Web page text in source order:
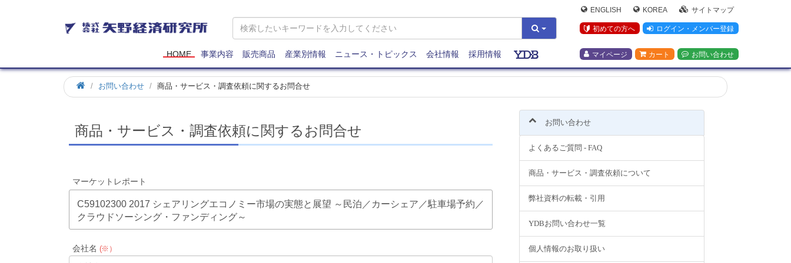
矢
野
研
究
所
ENGLISH KOREA サイトマップ
初めての方へ ログイン・メンバー登録
マイページ カート お問い合わせ
HOME 事業内容 販売商品 産業別情報 ニュース・トピックス 会社情報 採用情報
お問い合わせ 商品・サービス・調査依頼に関するお問合せ
商品・サービス・調査依頼に関するお問合せ
マーケットレポート
C59102300 2017 シェアリングエコノミー市場の実態と展望 ～民泊／カーシェア／駐車場予約／
クラウドソーシング・ファンディング～
会社名 (※）
お問い合わせ
よくあるご質問 - FAQ
商品・サービス・調査依頼について
弊社資料の転載・引用
YDBお問い合わせ一覧
個人情報のお取り扱い